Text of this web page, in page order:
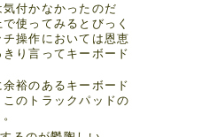
付かなかったのだ
使ってみるとびっく
操作においては恩恵
り言ってキーボード
裕のあるキーボード
のトラックパッドの